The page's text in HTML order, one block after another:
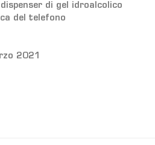
di gel idroalcolico
del telefono
2021